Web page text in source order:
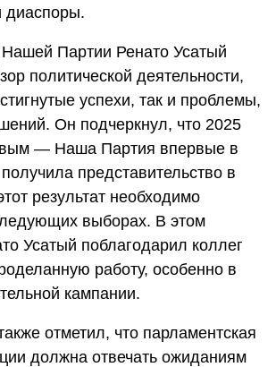
диаспоры.
Партии Ренато Усатый
политической деятельности,
успехи, так и проблемы,
Он подчеркнул, что 2025
— Наша Партия впервые в
представительство в
результат необходимо
выборах. В этом
Усатый поблагодарил коллег
работу, особенно в
кампании.
отметил, что парламентская
должна отвечать ожиданиям